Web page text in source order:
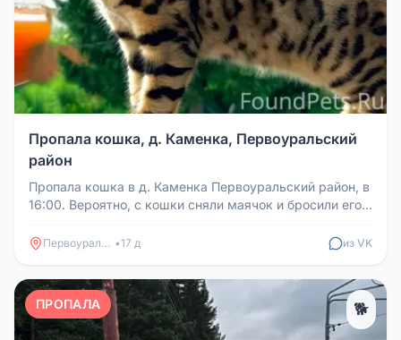
Пропала кошка, д. Каменка, Первоуральский
район
Пропала кошка в д. Каменка Первоуральский район, в
16:00. Вероятно, с кошки сняли маячок и бросили его в
Первоуральск •17 д из VK
ПРОПАЛА 🐕